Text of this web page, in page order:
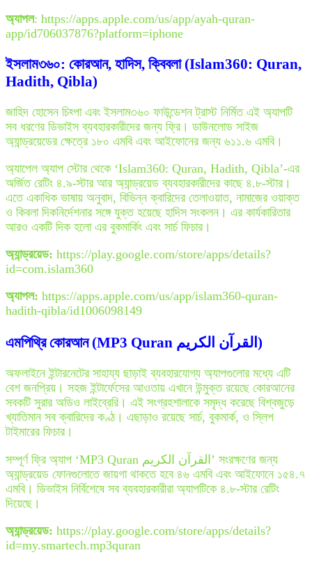
অ্যাপল: https://apps.apple.com/us/app/ayah-quran-
app/id706037876?platform=iphone
ইসলাম৩৬০: কোরআন, হাদিস, ক্বিবলা (Islam360: Quran,
Hadith, Qibla)
জাহিদ হোসেন চিহ্পা এবং ইসলাম৩৬০ ফাউন্ডেশন ট্রাস্ট নির্মিত এই অ্যাপটি
সব ধরণের ডিভাইস ব্যবহারকারীদের জন্য ফ্রি। ডাউনলোড সাইজ
অ্যান্ড্রয়েডের ক্ষেত্রে ১৮০ এমবি এবং আইফোনের জন্য ৬১১.৬ এমবি।
অ্যাপেল অ্যাপ স্টোর থেকে ‘Islam360: Quran, Hadith, Qibla’-এর
অর্জিত রেটিং ৪.৯-স্টার আর অ্যান্ড্রয়েড ব্যবহারকারীদের কাছে ৪.৮-স্টার।
এতে একাধিক ভাষায় অনুবাদ, বিভিন্ন ক্বারিদের তেলাওয়াত, নামাজের ওয়াক্ত
ও কিবলা দিকনির্দেশনার সঙ্গে যুক্ত হয়েছে হাদিস সংকলন। এর কার্যকারিতার
আরও একটি দিক হলো এর বুকমার্কিং এবং সার্চ ফিচার।
অ্যান্ড্রয়েড: https://play.google.com/store/apps/details?
id=com.islam360
অ্যাপল: https://apps.apple.com/us/app/islam360-quran-
hadith-qibla/id1006098149
এমপিথ্রি কোরআন (MP3 Quran القرآن الكريم)
অফলাইনে ইন্টারনেটের সাহায্য ছাড়াই ব্যবহারযোগ্য অ্যাপগুলোর মধ্যে এটি
বেশ জনপ্রিয়। সহজ ইন্টার্ফেসের আওতায় এখানে উন্মুক্ত রয়েছে কোরআনের
সবকটি সুরার অডিও লাইব্রেরি। এই সংগ্রহশালাকে সমৃদ্ধ করেছে বিশ্বজুড়ে
খ্যাতিমান সব ক্বারিদের কণ্ঠ। এছাড়াও রয়েছে সার্চ, বুকমার্ক, ও স্লিপ
টাইমারের ফিচার।
সম্পূর্ণ ফ্রি অ্যাপ ‘MP3 Quran القرآن الكريم’ সংরক্ষণের জন্য
অ্যান্ড্রয়েড ফোনগুলোতে জায়গা থাকতে হবে ৪৬ এমবি এবং আইফোনে ১৫৪.৭
এমবি। ডিভাইস নির্বিশেষে সব ব্যবহারকারীরা অ্যাপটিকে ৪.৮-স্টার রেটিং
দিয়েছে।
অ্যান্ড্রয়েড: https://play.google.com/store/apps/details?
id=my.smartech.mp3quran